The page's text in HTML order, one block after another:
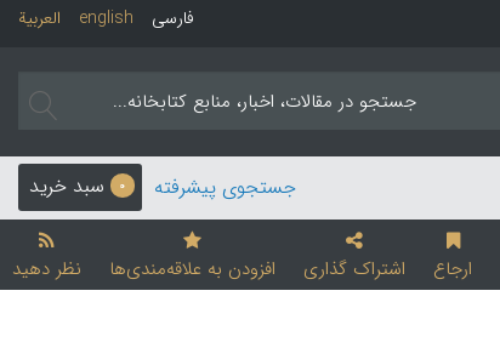
العربیة english فارسی
0 سبد خرید جستجوی پیشرفته
ارجاع اشتراک گذاری افزودن به علاقه‌مندی‌ها نظر دهید